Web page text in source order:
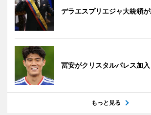
デラエスプリエジャ大統領
冨安がクリスタルパレス加入
もっと見る